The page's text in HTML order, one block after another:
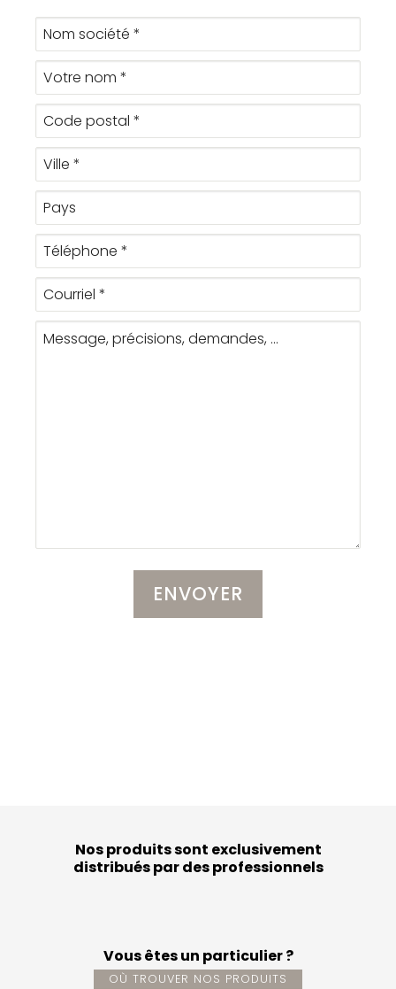
Nos produits sont exclusivement
distribués par des professionnels
Vous êtes un particulier ?
OÙ TROUVER NOS PRODUITS